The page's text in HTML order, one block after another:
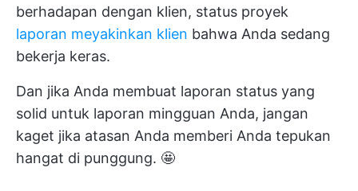
berhadapan dengan klien, status proyek
laporan meyakinkan klien bahwa Anda sedang
bekerja keras.
Dan jika Anda membuat laporan status yang
solid untuk laporan mingguan Anda, jangan
kaget jika atasan Anda memberi Anda tepukan
hangat di punggung. 🤩